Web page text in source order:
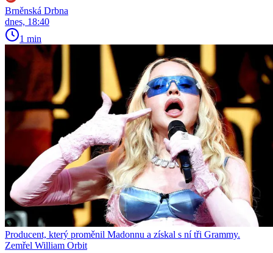
Brněnská Drbna
dnes, 18:40
1 min
Producent, který proměnil Madonnu a získal s ní tři Grammy.
Zemřel William Orbit